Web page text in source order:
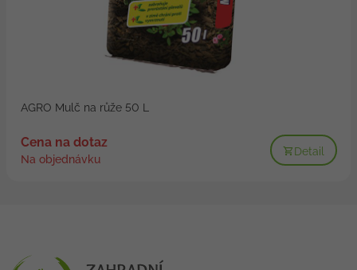
AGRO Mulč na růže 50 L
Cena na dotaz
Na objednávku
Detail